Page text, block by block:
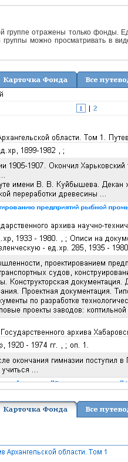
отражены только фонды.
можно просматривать в